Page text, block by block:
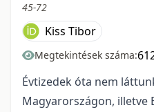
45-72
Kiss Tibor
Megtekintések száma:
Évtizedek óta nem
Magyarországon, illetve